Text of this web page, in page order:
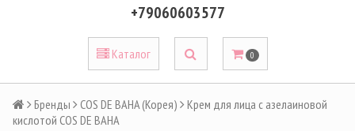
+79060603577
Каталог 0
Бренды COS DE BAHA (Корея)
Крем для лица с азелаиновой
кислотой COS DE BAHA